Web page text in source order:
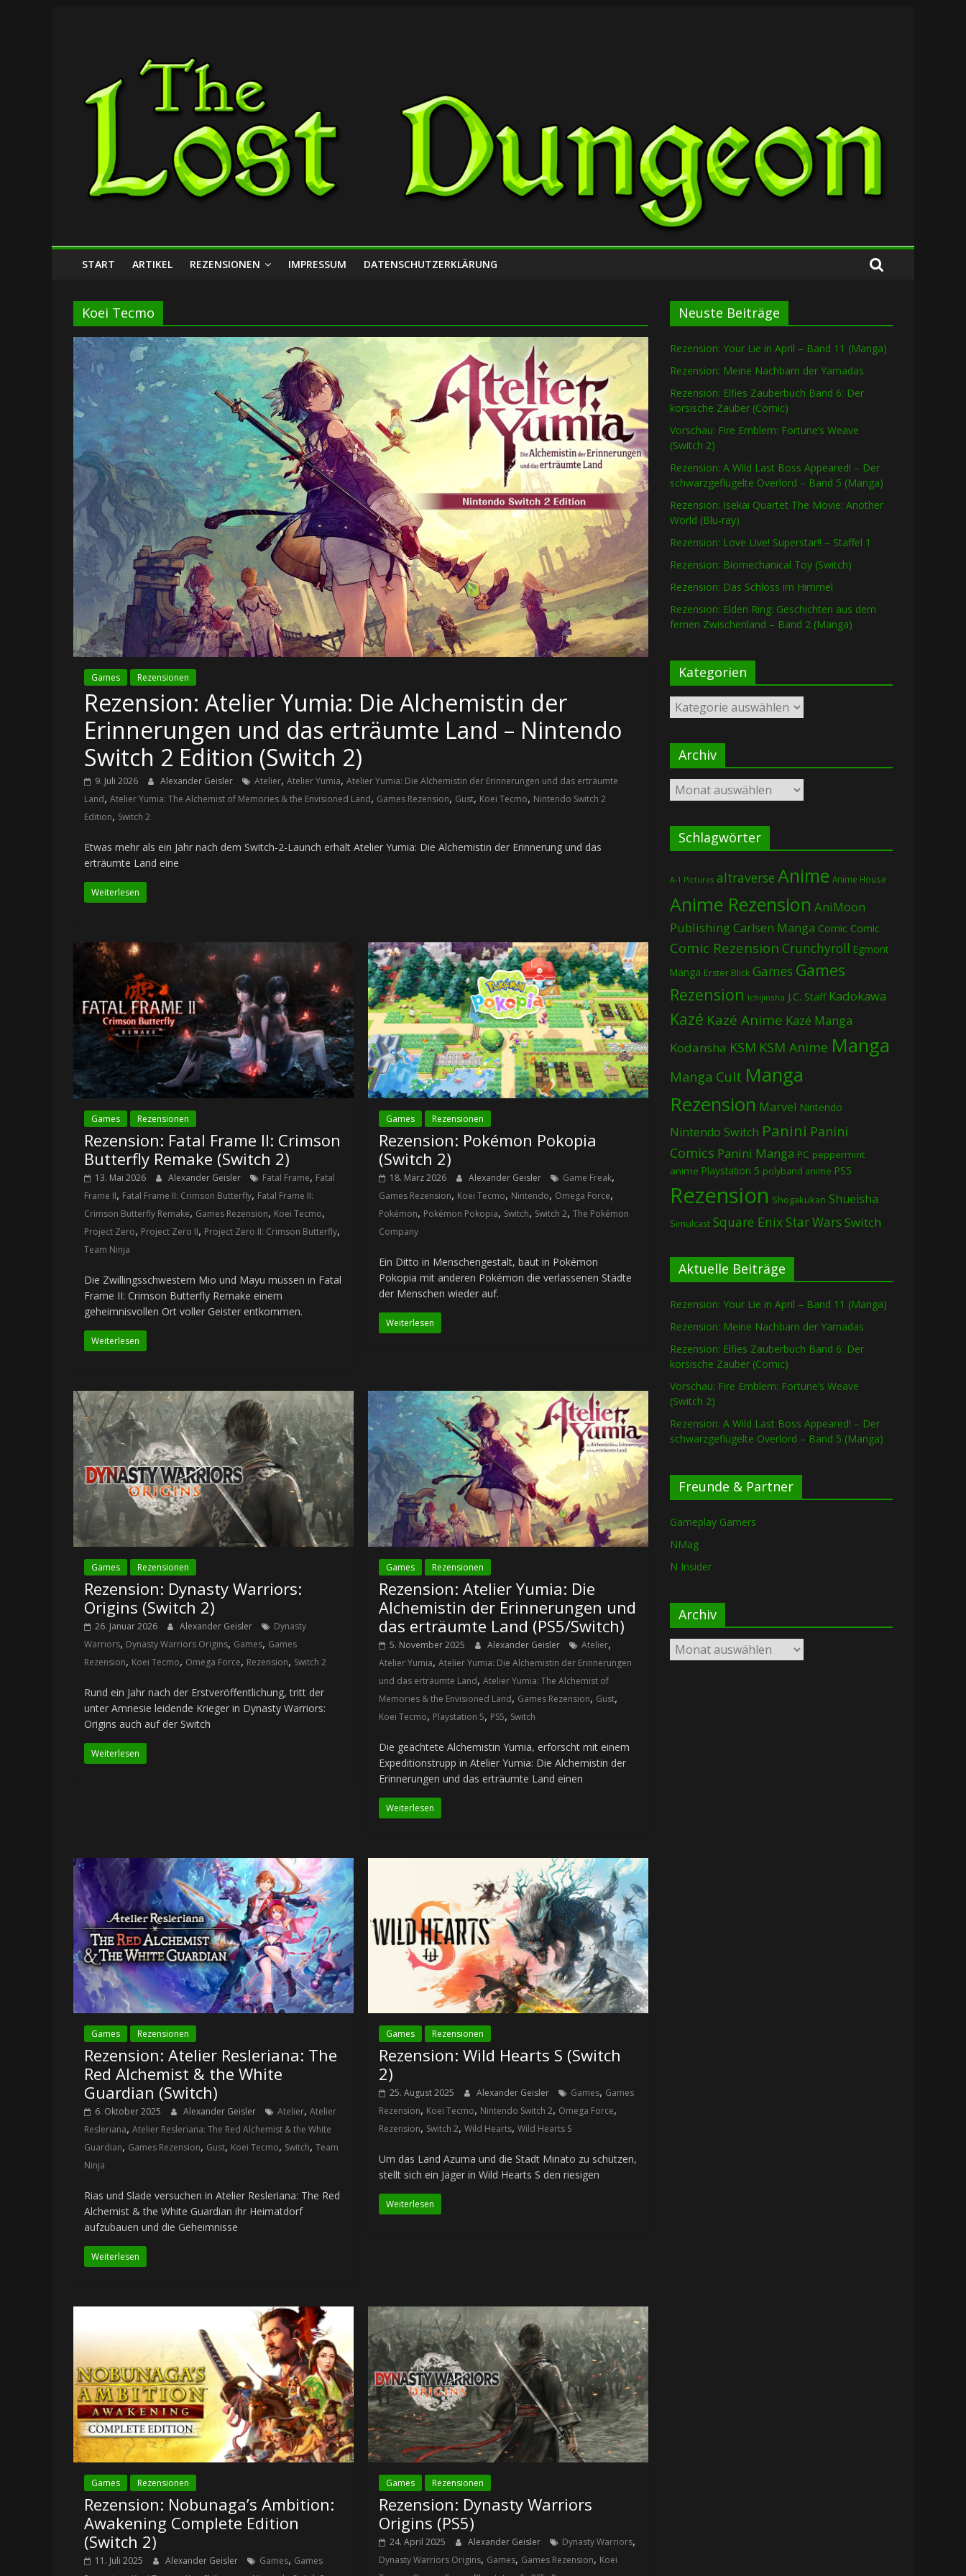
Lost
Dungeon
START ARTIKEL REZENSIONEN IMPRESSUM DATENSCHUTZERKLÄRUNG
Koei Tecmo
Games Rezensionen
Rezension: Atelier Yumia: Die Alchemistin der
Erinnerungen und das erträumte Land – Nintendo
Switch 2 Edition (Switch 2)
9. Juli 2026 Alexander Geisler Atelier, Atelier Yumia, Atelier Yumia: Die Alchemistin der Erinnerungen und das erträumte
Land, Atelier Yumia: The Alchemist of Memories & the Envisioned Land, Games Rezension, Gust, Koei Tecmo, Nintendo Switch 2
Edition, Switch 2
Etwas mehr als ein Jahr nach dem Switch-2-Launch erhält Atelier Yumia: Die Alchemistin der Erinnerung und das
erträumte Land eine
Weiterlesen
Games Rezensionen
Rezension: Fatal Frame II: Crimson
Butterfly Remake (Switch 2)
13. Mai 2026 Alexander Geisler Fatal Frame, Fatal
Frame II, Fatal Frame II: Crimson Butterfly, Fatal Frame II:
Crimson Butterfly Remake, Games Rezension, Koei Tecmo,
Project Zero, Project Zero II, Project Zero II: Crimson Butterfly,
Team Ninja
Die Zwillingsschwestern Mio und Mayu müssen in Fatal
Frame II: Crimson Butterfly Remake einem
geheimnisvollen Ort voller Geister entkommen.
Weiterlesen
Games Rezensionen
Rezension: Pokémon Pokopia
(Switch 2)
18. März 2026 Alexander Geisler Game Freak,
Games Rezension, Koei Tecmo, Nintendo, Omega Force,
Pokémon, Pokémon Pokopia, Switch, Switch 2,The Pokémon
Company
Ein Ditto in Menschengestalt, baut in Pokémon
Pokopia mit anderen Pokémon die verlassenen Städte
der Menschen wieder auf.
Weiterlesen
Games Rezensionen
Rezension: Dynasty Warriors:
Origins (Switch 2)
26. Januar 2026 Alexander Geisler
Dynasty
Warriors, Dynasty Warriors Origins, Games, Games
Rezension, Koei Tecmo, Omega Force, Rezension, Switch 2
Rund ein Jahr nach der Erstveröffentlichung, tritt der
unter Amnesie leidende Krieger in Dynasty Warriors:
Origins auch auf der Switch
Weiterlesen
Games Rezensionen
Rezension: Atelier Yumia: Die
Alchemistin der Erinnerungen und
das erträumte Land (PS5/Switch)
5. November 2025 Alexander Geisler Atelier,
Atelier Yumia,Atelier Yumia: Die Alchemistin der Erinnerungen
und das erträumte Land,Atelier Yumia: The Alchemist of
Memories & the Envisioned Land, Games Rezension, Gust,
Koei Tecmo, Playstation 5, PS5, Switch
Die geächtete Alchemistin Yumia, erforscht mit einem
Expeditionstrupp in Atelier Yumia: Die Alchemistin der
Erinnerungen und das erträumte Land einen
Weiterlesen
Games Rezensionen
Rezension: Atelier Resleriana: The
Red Alchemist & the White
Guardian (Switch)
6. Oktober 2025 Alexander Geisler Atelier, Atelier
Resleriana, Atelier Resleriana: The Red Alchemist & the White
Guardian, Games Rezension, Gust, Koei Tecmo, Switch, Team
Ninja
Rias und Slade versuchen in Atelier Resleriana: The Red
Alchemist & the White Guardian ihr Heimatdorf
aufzubauen und die Geheimnisse
Weiterlesen
Games Rezensionen
Rezension: Wild Hearts S (Switch
2)
25. August 2025 Alexander Geisler Games, Games
Rezension, Koei Tecmo, Nintendo Switch 2, Omega Force,
Rezension, Switch 2,Wild Hearts,Wild Hearts S
Um das Land Azuma und die Stadt Minato zu schützen,
stellt sich ein Jäger in Wild Hearts S den riesigen
Weiterlesen
Games Rezensionen
Rezension: Nobunaga’s Ambition:
Awakening Complete Edition
(Switch 2)
11. Juli 2025 Alexander Geisler Games, Games
Games Rezensionen
Rezension: Dynasty Warriors
Origins (PS5)
24. April 2025 Alexander Geisler Dynasty Warriors,
Dynasty Warriors Origins, Games, Games Rezension, Koei
Neuste Beiträge
Rezension: Your Lie in April – Band 11 (Manga)
Rezension: Meine Nachbarn der Yamadas
Rezension: Elfies Zauberbuch Band 6: Der
korsische Zauber (Comic)
Vorschau: Fire Emblem: Fortune’s Weave
(Switch 2)
Rezension: A Wild Last Boss Appeared! – Der
schwarzgeflügelte Overlord – Band 5 (Manga)
Rezension: Isekai Quartet The Movie: Another
World (Blu-ray)
Rezension: Love Live! Superstar!! – Staffel 1
Rezension: Biomechanical Toy (Switch)
Rezension: Das Schloss im Himmel
Rezension: Elden Ring: Geschichten aus dem
fernen Zwischenland – Band 2 (Manga)
Kategorien
Kategorien
Archiv
Archiv
Schlagwörter
A-1 Pictures altraverse Anime Anime House
Anime Rezension AniMoon
PublishingCarlsen Manga Comic Comic
Comic Rezension Crunchyroll Egmont
Manga Erster Blick Games Games
Rezension Ichijinsha J.C. Staff Kadokawa
Kazé Kazé Anime Kazé Manga
Kodansha KSM KSM Anime Manga
Manga Cult Manga
Rezension Marvel Nintendo
Nintendo Switch Panini Panini
Comics Panini Manga PC peppermint
anime Playstation 5 polyband anime PS5
Rezension Shogakukan Shueisha
Simulcast Square EnixStar Wars Switch
Aktuelle Beiträge
Rezension: Your Lie in April – Band 11 (Manga)
Rezension: Meine Nachbarn der Yamadas
Rezension: Elfies Zauberbuch Band 6: Der
korsische Zauber (Comic)
Vorschau: Fire Emblem: Fortune’s Weave
(Switch 2)
Rezension: A Wild Last Boss Appeared! – Der
schwarzgeflügelte Overlord – Band 5 (Manga)
Freunde & Partner
Gameplay Gamers
NMag
N Insider
Archiv
Archiv